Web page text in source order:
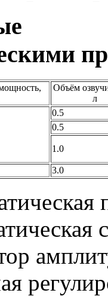
Объём
л
0.5
0.5
1.0
3.0